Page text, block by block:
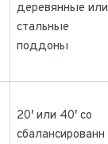
деревянные или
стальные
поддоны
20′ или 40′ со
сбалансированн